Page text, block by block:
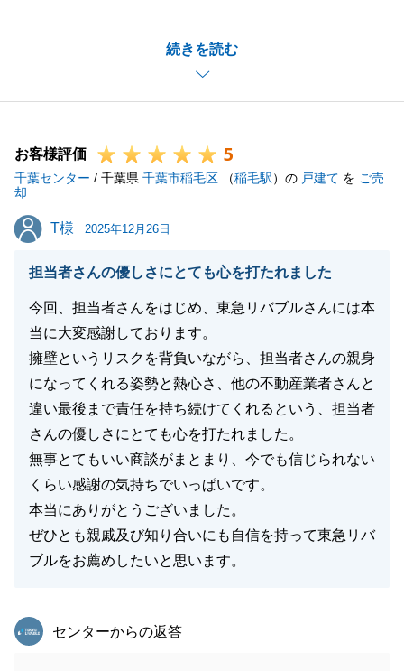
続きを読む
今後も何かお手伝いできることがございましたらお気
軽にお申しつけくださいませ。よろしくお願いいたし
お客様評価 5
千葉センター / 千葉県 千葉市稲毛区 （稲毛駅）の 戸建て を ご売
却
T様
T様 2025年12月26日
担当者さんの優しさにとても心を打たれました
今回、担当者さんをはじめ、東急リバブルさんには本
当に大変感謝しております。
擁壁というリスクを背負いながら、担当者さんの親身
になってくれる姿勢と熱心さ、他の不動産業者さんと
違い最後まで責任を持ち続けてくれるという、担当者
さんの優しさにとても心を打たれました。
無事とてもいい商談がまとまり、今でも信じられない
くらい感謝の気持ちでいっぱいです。
本当にありがとうございました。
ぜひとも親戚及び知り合いにも自信を持って東急リバ
ブルをお薦めしたいと思います。
東急リバブル
センターからの返答